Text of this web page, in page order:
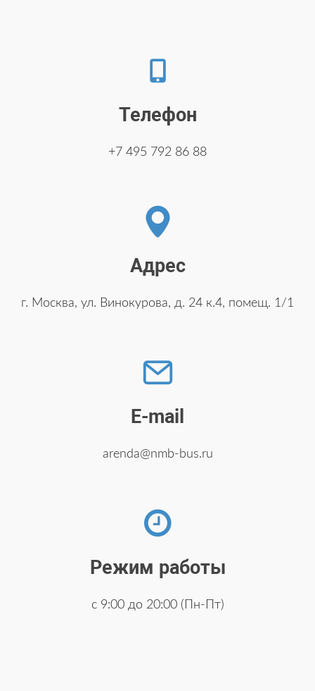
Телефон
+7 495 792 86 88
Адрес
г. Москва, ул. Винокурова, д. 24 к.4, помещ. 1/1
E-mail
arenda@nmb-bus.ru
Режим работы
с 9:00 до 20:00 (Пн-Пт)